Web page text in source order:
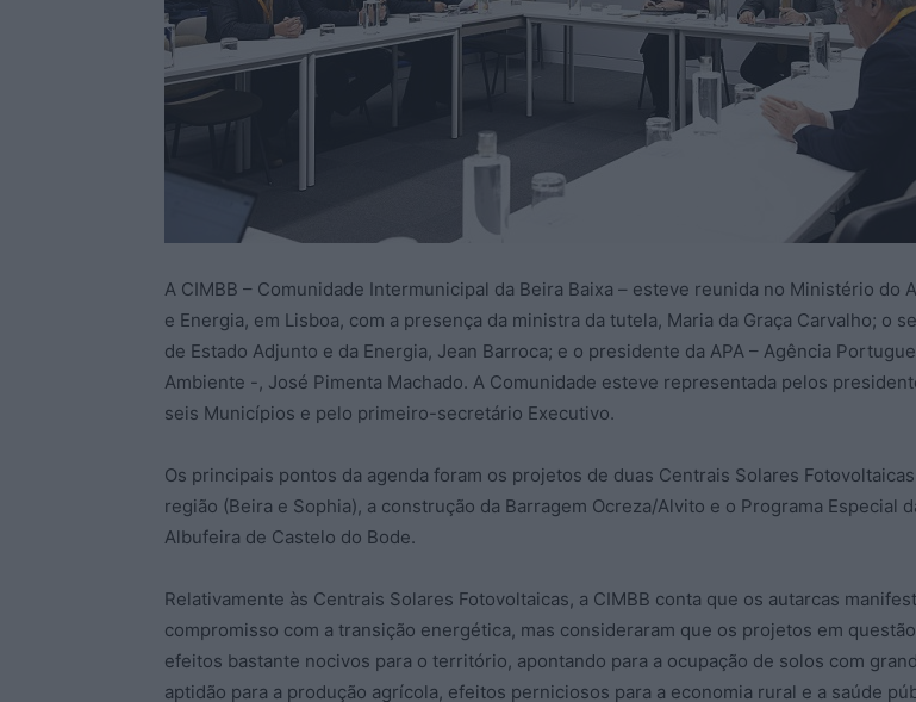
A CIMBB – Comunidade Intermunicipal da Beira Baixa – esteve reunida no Ministério do
e Energia, em Lisboa, com a presença da ministra da tutela, Maria da Graça Carvalho; o
de Estado Adjunto e da Energia, Jean Barroca; e o presidente da APA – Agência
Ambiente -, José Pimenta Machado. A Comunidade esteve representada pelos
seis Municípios e pelo primeiro-secretário Executivo.
Os principais pontos da agenda foram os projetos de duas Centrais Solares Fotovoltaicas
região (Beira e Sophia), a construção da Barragem Ocreza/Alvito e o Programa Especial
Albufeira de Castelo do Bode.
Relativamente às Centrais Solares Fotovoltaicas, a CIMBB conta que os autarcas
compromisso com a transição energética, mas consideraram que os projetos em
efeitos bastante nocivos para o território, apontando para a ocupação de solos com
aptidão para a produção agrícola, efeitos perniciosos para a economia rural e a saúde